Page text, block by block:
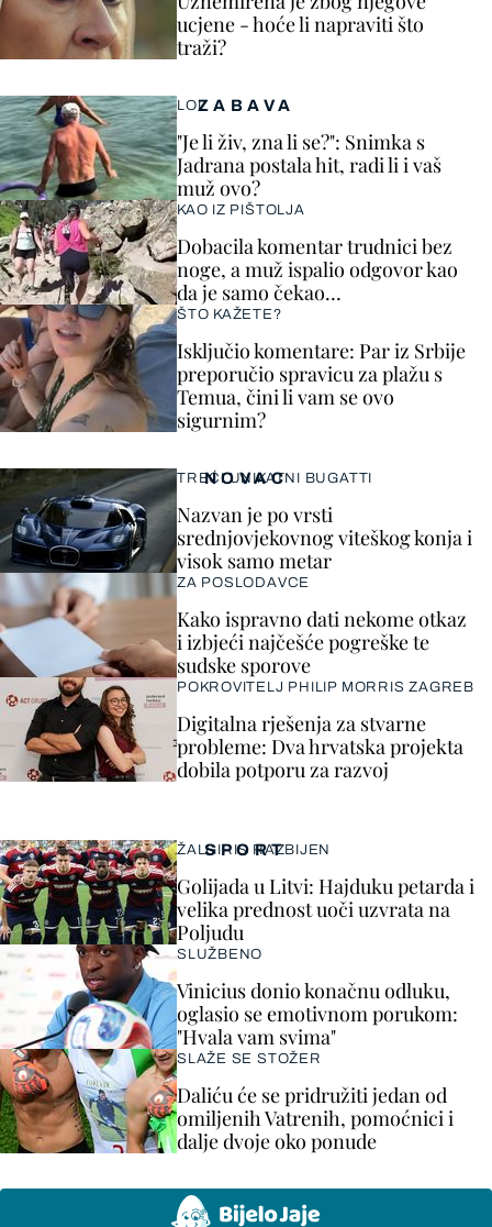
ZABAVA
LOL
"Je li živ, zna li se?": Snimka s
Jadrana postala hit, radi li i vaš
muž ovo?
KAO IZ PIŠTOLJA
Dobacila komentar trudnici bez
noge, a muž ispalio odgovor kao
da je samo čekao…
ŠTO KAŽETE?
Isključio komentare: Par iz Srbije
preporučio spravicu za plažu s
Temua, čini li vam se ovo
sigurnim?
SPORT
ŽALGIRIS RAZBIJEN
Golijada u Litvi: Hajduku petarda i
velika prednost uoči uzvrata na
Poljudu
SLUŽBENO
Vinicius donio konačnu odluku,
oglasio se emotivnom porukom:
"Hvala vam svima"
SLAŽE SE STOŽER
Daliću će se pridružiti jedan od
omiljenih Vatrenih, pomoćnici i
dalje dvoje oko ponude
ucjene - hoće li napraviti što
traži?
NOVAC
TREĆI UNIKATNI BUGATTI
Nazvan je po vrsti
srednjovjekovnog viteškog konja i
visok samo metar
ZA POSLODAVCE
Kako ispravno dati nekome otkaz
i izbjeći najčešće pogreške te
sudske sporove
POKROVITELJ PHILIP MORRIS ZAGREB
Digitalna rješenja za stvarne
probleme: Dva hrvatska projekta
dobila potporu za razvoj